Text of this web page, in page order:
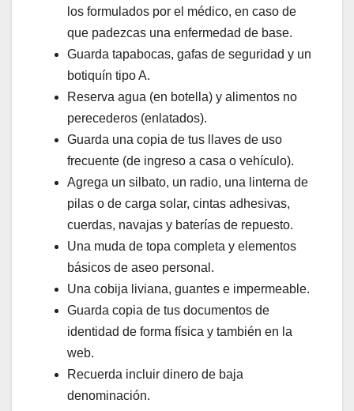
los formulados por el médico, en caso de
que padezcas una enfermedad de base.
Guarda tapabocas, gafas de seguridad y un
botiquín tipo A.
Reserva agua (en botella) y alimentos no
perecederos (enlatados).
Guarda una copia de tus llaves de uso
frecuente (de ingreso a casa o vehículo).
Agrega un silbato, un radio, una linterna de
pilas o de carga solar, cintas adhesivas,
cuerdas, navajas y baterías de repuesto.
Una muda de topa completa y elementos
básicos de aseo personal.
Una cobija liviana, guantes e impermeable.
Guarda copia de tus documentos de
identidad de forma física y también en la
web.
Recuerda incluir dinero de baja
denominación.